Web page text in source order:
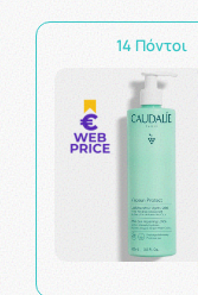
14 Πόντοι